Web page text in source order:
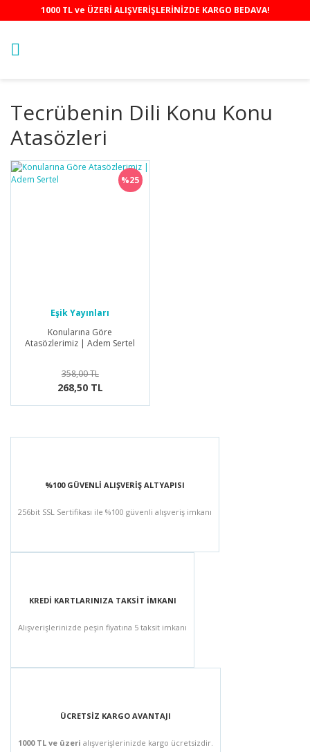
1000 TL ve ÜZERİ ALIŞVERİŞLERİNİZDE KARGO BEDAVA!
Tecrübenin Dili Konu Konu
Atasözleri
%25
Eşik Yayınları
Konularına Göre
Atasözlerimiz | Adem Sertel
358,00 TL
268,50 TL
%100 GÜVENLİ ALIŞVERİŞ ALTYAPISI
256bit SSL Sertifikası ile %100 güvenli alışveriş imkanı
KREDİ KARTLARINIZA TAKSİT İMKANI
Alışverişlerinizde peşin fiyatına 5 taksit imkanı
ÜCRETSİZ KARGO AVANTAJI
1000 TL ve üzeri alışverişlerinizde kargo ücretsizdir.